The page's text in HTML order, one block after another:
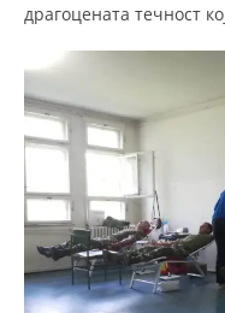
СТРУКТУРА И
драгоцената течност